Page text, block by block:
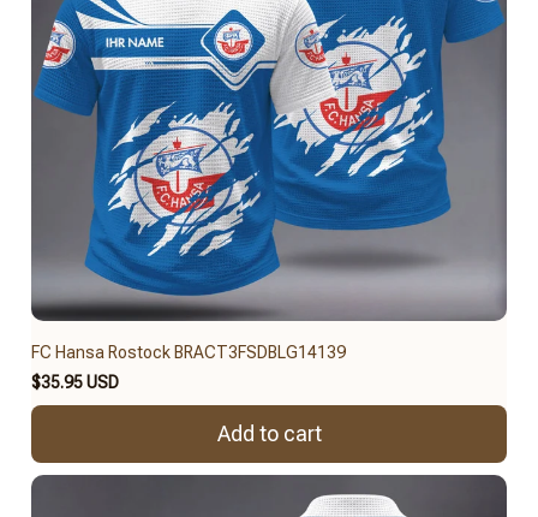
FC Hansa Rostock BRACT3FSDBLG14139
$35.95 USD
Add to cart